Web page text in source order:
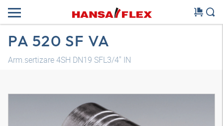
PA 520 SF VA
Arm.sertizare 4SH DN19 SFL3/4" IN